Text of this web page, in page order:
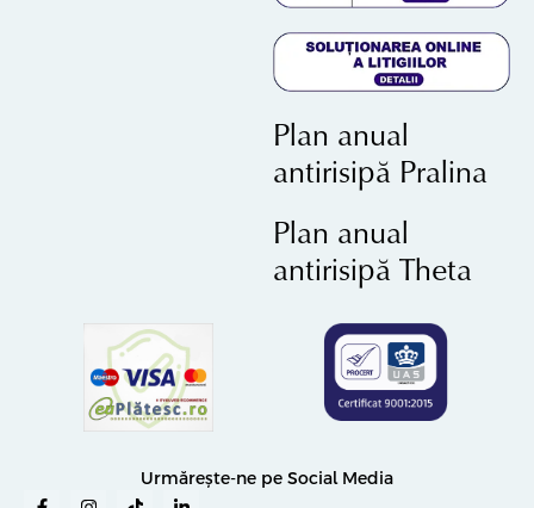
Plan anual
antirisipă Pralina
Plan anual
antirisipă Theta
Urmărește-ne pe Social Media